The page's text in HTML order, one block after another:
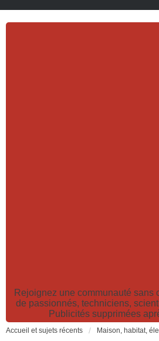
Rejoignez une communauté sans
de passionnés, techniciens,
Publicités supprimées
Accueil et sujets récents